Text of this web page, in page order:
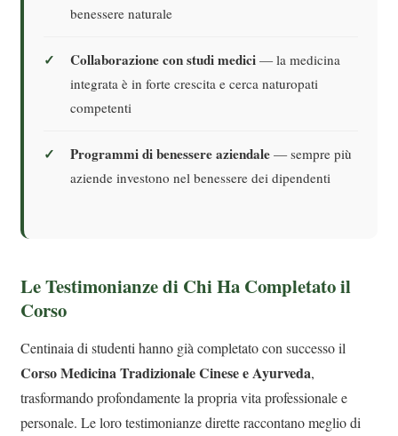
benessere naturale
Collaborazione con studi medici — la medicina
integrata è in forte crescita e cerca naturopati
competenti
Programmi di benessere aziendale — sempre più
aziende investono nel benessere dei dipendenti
Le Testimonianze di Chi Ha Completato il
Corso
Centinaia di studenti hanno già completato con successo il
Corso Medicina Tradizionale Cinese e Ayurveda,
trasformando profondamente la propria vita professionale e
personale. Le loro testimonianze dirette raccontano meglio di